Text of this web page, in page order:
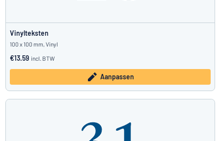
Vinylteksten
100 x 100 mm, Vinyl
€13.59 incl. BTW
Aanpassen